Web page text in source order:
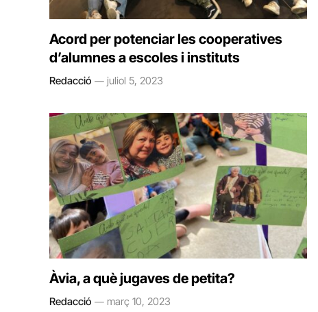
Acord per potenciar les cooperatives
d’alumnes a escoles i instituts
Redacció juliol 5, 2023
Àvia, a què jugaves de petita?
Redacció març 10, 2023